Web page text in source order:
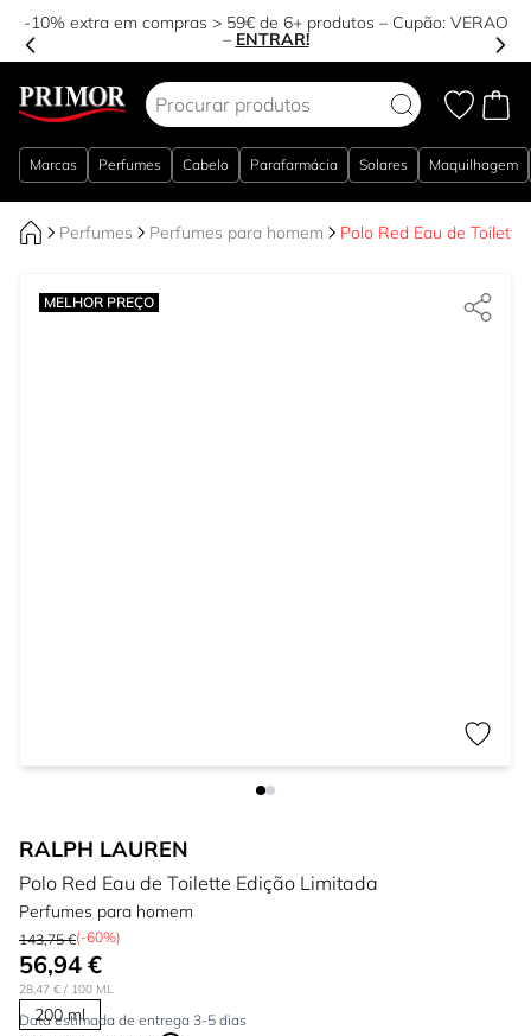
-10% extra em compras > 59€ de 6+ produtos – Cupão: VERAO
– ENTRAR!
Marcas Perfumes Cabelo Parafarmácia Solares Maquilhagem
Perfumes Perfumes para homem Polo Red Eau de
MELHOR PREÇO
RALPH LAUREN
Polo Red Eau de Toilette Edição Limitada
Perfumes para homem
143,75 €(-60%)
56,94 €
28,47 € / 100 ML
200 ml
Data estimada de entrega 3-5 dias